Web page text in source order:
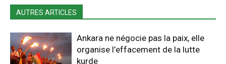
AUTRES ARTICLES
Ankara ne négocie pas la paix, elle
organise l’effacement de la lutte
kurde